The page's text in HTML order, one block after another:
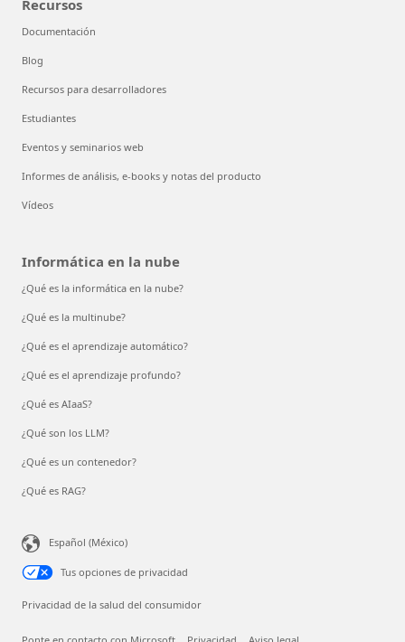
Recursos
Documentación
Blog
Recursos para desarrolladores
Estudiantes
Eventos y seminarios web
Informes de análisis, e-books y notas del producto
Vídeos
Informática en la nube
¿Qué es la informática en la nube?
¿Qué es la multinube?
¿Qué es el aprendizaje automático?
¿Qué es el aprendizaje profundo?
¿Qué es AIaaS?
¿Qué son los LLM?
¿Qué es un contenedor?
¿Qué es RAG?
Español (México)
Tus opciones de privacidad
Privacidad de la salud del consumidor